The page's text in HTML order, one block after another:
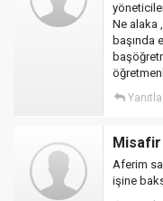
Ne alaka
başında
Yanıtla
Misafir
Aferim
işine